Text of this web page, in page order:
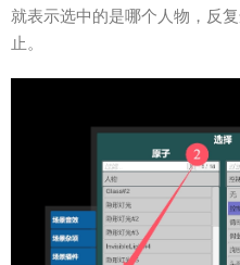
就表示选中的是哪个人物，反
止。